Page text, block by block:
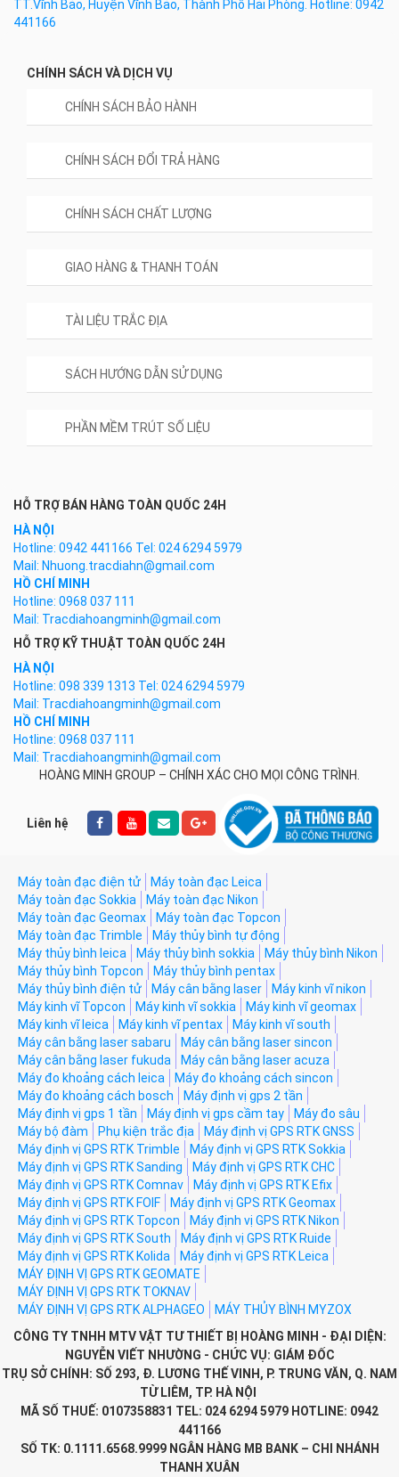
TT.Vĩnh Bảo, Huyện Vĩnh Bảo, Thành Phố Hải Phòng. Hotline: 0942
441166
CHÍNH SÁCH VÀ DỊCH VỤ
CHÍNH SÁCH BẢO HÀNH
CHÍNH SÁCH ĐỔI TRẢ HÀNG
CHÍNH SÁCH CHẤT LƯỢNG
GIAO HÀNG & THANH TOÁN
TÀI LIỆU TRẮC ĐỊA
SÁCH HƯỚNG DẪN SỬ DỤNG
PHẦN MỀM TRÚT SỐ LIỆU
HỖ TRỢ BÁN HÀNG TOÀN QUỐC 24H
HÀ NỘI
Hotline: 0942 441166 Tel: 024 6294 5979
Mail: Nhuong.tracdiahn@gmail.com
HỒ CHÍ MINH
Hotline: 0968 037 111
Mail: Tracdiahoangminh@gmail.com
HỖ TRỢ KỸ THUẬT TOÀN QUỐC 24H
HÀ NỘI
Hotline: 098 339 1313 Tel: 024 6294 5979
Mail: Tracdiahoangminh@gmail.com
HỒ CHÍ MINH
Hotline: 0968 037 111
Mail: Tracdiahoangminh@gmail.com
HOÀNG MINH GROUP – CHÍNH XÁC CHO MỌI CÔNG TRÌNH.
Liên hệ
Máy toàn đạc điện tử
Máy toàn đạc Leica
Máy toàn đạc Sokkia
Máy toàn đạc Nikon
Máy toàn đạc Geomax
Máy toàn đạc Topcon
Máy toàn đạc Trimble
Máy thủy bình tự động
Máy thủy bình leica
Máy thủy bình sokkia
Máy thủy bình Nikon
Máy thủy bình Topcon
Máy thủy bình pentax
Máy thủy bình điện tử
Máy cân bằng laser
Máy kinh vĩ nikon
Máy kinh vĩ Topcon
Máy kinh vĩ sokkia
Máy kinh vĩ geomax
Máy kinh vĩ leica
Máy kinh vĩ pentax
Máy kinh vĩ south
Máy cân bằng laser sabaru
Máy cân bằng laser sincon
Máy cân bằng laser fukuda
Máy cân bằng laser acuza
Máy đo khoảng cách leica
Máy đo khoảng cách sincon
Máy đo khoảng cách bosch
Máy định vị gps 2 tần
Máy định vị gps 1 tần
Máy định vị gps cầm tay
Máy đo sâu
Máy bộ đàm
Phụ kiện trắc địa
Máy định vị GPS RTK GNSS
Máy định vị GPS RTK Trimble
Máy định vị GPS RTK Sokkia
Máy định vị GPS RTK Sanding
Máy định vị GPS RTK CHC
Máy định vị GPS RTK Comnav
Máy định vị GPS RTK Efix
Máy định vị GPS RTK FOIF
Máy định vị GPS RTK Geomax
Máy định vị GPS RTK Topcon
Máy định vị GPS RTK Nikon
Máy định vị GPS RTK South
Máy định vị GPS RTK Ruide
Máy định vị GPS RTK Kolida
Máy định vị GPS RTK Leica
MÁY ĐỊNH VỊ GPS RTK GEOMATE
MÁY ĐỊNH VỊ GPS RTK TOKNAV
MÁY ĐỊNH VỊ GPS RTK ALPHAGEO
MÁY THỦY BÌNH MYZOX
CÔNG TY TNHH MTV VẬT TƯ THIẾT BỊ HOÀNG MINH - ĐẠI DIỆN:
NGUYỄN VIẾT NHƯỜNG - CHỨC VỤ: GIÁM ĐỐC
TRỤ SỞ CHÍNH: SỐ 293, Đ. LƯƠNG THẾ VINH, P. TRUNG VĂN, Q. NAM
TỪ LIÊM, TP. HÀ NỘI
MÃ SỐ THUẾ: 0107358831 TEL: 024 6294 5979 HOTLINE: 0942
441166
SỐ TK: 0.1111.6568.9999 NGÂN HÀNG MB BANK – CHI NHÁNH
THANH XUÂN